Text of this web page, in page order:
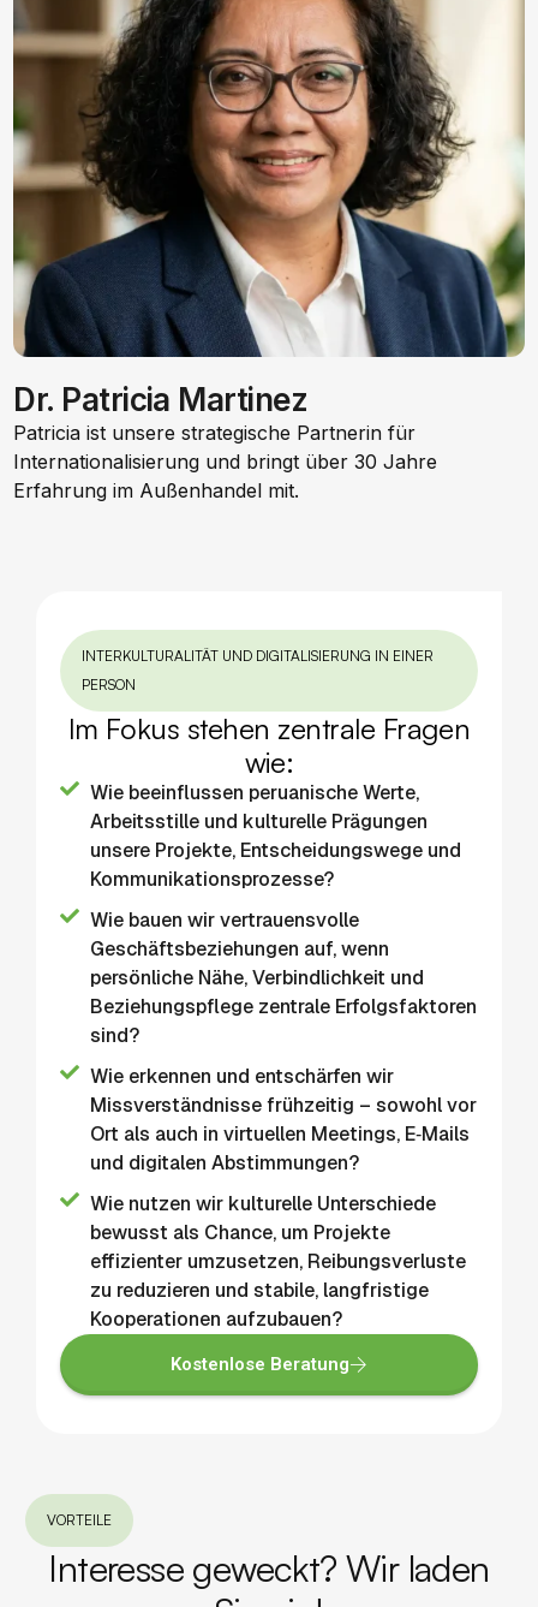
Dr. Patricia Martinez
Patricia ist unsere strategische Partnerin für
Internationalisierung und bringt über 30 Jahre
Erfahrung im Außenhandel mit.
INTERKULTURALITÄT UND DIGITALISIERUNG IN EINER
PERSON
Im Fokus stehen zentrale Fragen
wie:
Wie beeinflussen peruanische Werte,
Arbeitsstille und kulturelle Prägungen
unsere Projekte, Entscheidungswege und
Kommunikationsprozesse?
Wie bauen wir vertrauensvolle
Geschäftsbeziehungen auf, wenn
persönliche Nähe, Verbindlichkeit und
Beziehungspflege zentrale Erfolgsfaktoren
sind?
Wie erkennen und entschärfen wir
Missverständnisse frühzeitig – sowohl vor
Ort als auch in virtuellen Meetings, E‐Mails
und digitalen Abstimmungen?
Wie nutzen wir kulturelle Unterschiede
bewusst als Chance, um Projekte
effizienter umzusetzen, Reibungsverluste
zu reduzieren und stabile, langfristige
Kooperationen aufzubauen?
Kostenlose Beratung
VORTEILE
Interesse geweckt? Wir laden